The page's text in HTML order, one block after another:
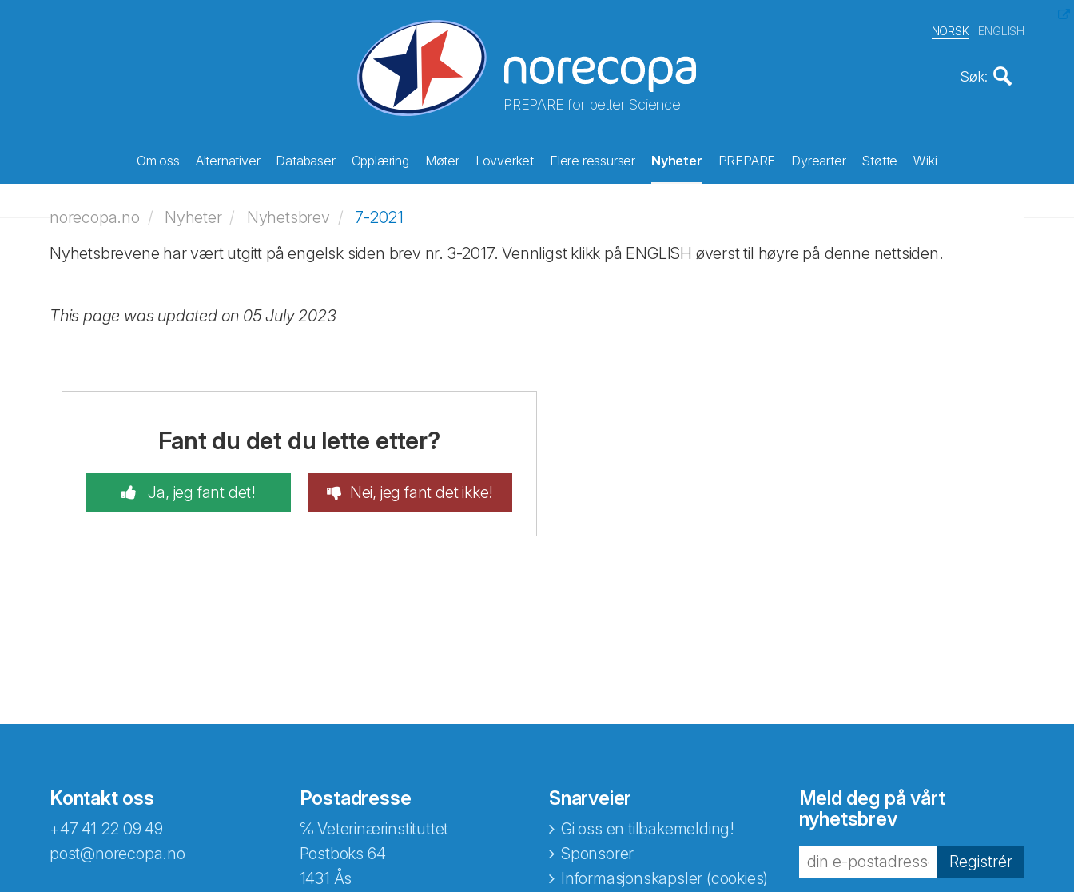
PREPARE for better Science
NORSK ENGLISH
Om oss Alternativer Databaser Opplæring Møter Lovverket Flere ressurser Nyheter PREPARE Dyrearter Støtte Wiki
norecopa.no Nyheter Nyhetsbrev
7-2021
Nyhetsbrevene har vært utgitt på engelsk siden brev nr. 3-2017. Vennligst klikk på ENGLISH øverst til høyre på denne nettsiden.
This page was updated on 05 July 2023
Fant du det du lette etter?
Ja, jeg fant det! Nei, jeg fant det ikke!
Kontakt oss
+47 41 22 09 49
post@norecopa.no
Postadresse
℅ Veterinærinstituttet
Postboks 64
1431 Ås
Snarveier
Gi oss en tilbakemelding!
Sponsorer
Informasjonskapsler (cookies)
Meld deg på vårt
nyhetsbrev
Registrér